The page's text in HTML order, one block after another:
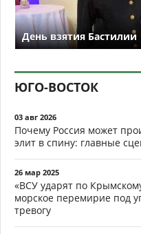
День взятия Бастилии
ЮГО-ВОСТОК
03 авг 2026
Почему Россия может
элит в спину: главные
26 мар 2025
«ВСУ ударят по
морское перемирие под
тревогу